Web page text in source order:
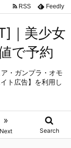
｜美少女
で予約
・ガンプラ・オモ
ト広告】を利用し
»
Next Search
RSS Feedly